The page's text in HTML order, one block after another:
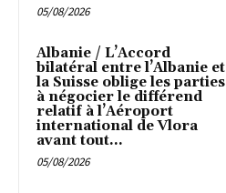
05/08/2026
Albanie / L’Accord
bilatéral entre l’Albanie et
la Suisse oblige les parties
à négocier le différend
relatif à l’Aéroport
international de Vlora
avant tout...
05/08/2026